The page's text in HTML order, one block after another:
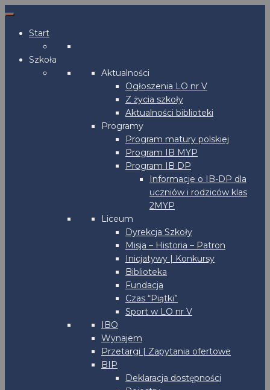
Start
Szkoła
Aktualności
Ogłoszenia LO nr V
Z życia szkoły
Aktualności biblioteki
Programy
Program matury polskiej
Program IB MYP
Program IB DP
Informacje o IB-DP dla
uczniów i rodziców klas
2MYP
Liceum
Dyrekcja Szkoły
Misja – Historia – Patron
Inicjatywy | Konkursy
Biblioteka
Fundacja
Czas “Piątki”
Sport w LO nr V
IBO
Wynajem
Przetargi | Zapytania ofertowe
BIP
Deklaracja dostępności